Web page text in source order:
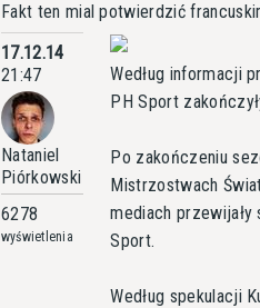
Fakt ten mial potwierdzić
17.12.14
21:47
Nataniel
Piórkowski
6278
wyświetlenia
Według informacji
PH Sport
Po zakończeniu
Mistrzostwach
mediach
Sport.
Według spekulacji